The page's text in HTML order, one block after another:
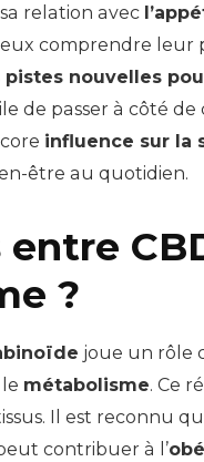
relation avec
comprendre leur
nouvelles
de passer à côté
influence sur la
être au quotidien.
entre
?
joue un rôle
métabolisme. Ce
Il est reconnu
contribuer à l’